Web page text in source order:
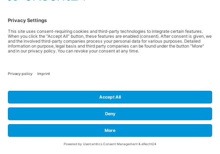
Kontakt
AGB Impressum
© 2026 A. SCHWEIZER GmbH